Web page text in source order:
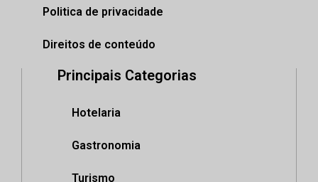
Politica de privacidade
Direitos de conteúdo
Principais Categorias
Hotelaria
Gastronomia
Turismo